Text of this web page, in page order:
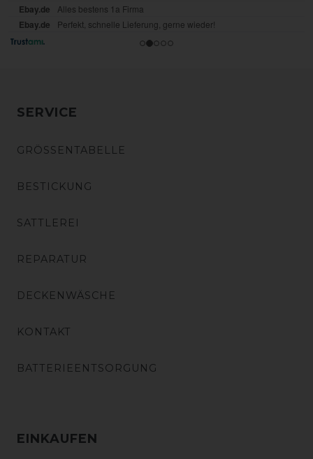
SERVICE
GRÖSSENTABELLE
BESTICKUNG
SATTLEREI
REPARATUR
DECKENWÄSCHE
KONTAKT
BATTERIEENTSORGUNG
EINKAUFEN